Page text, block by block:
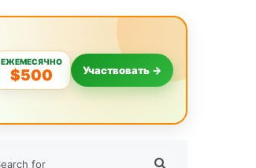
ЕЖЕМЕСЯЧНО
$500 Участвовать →